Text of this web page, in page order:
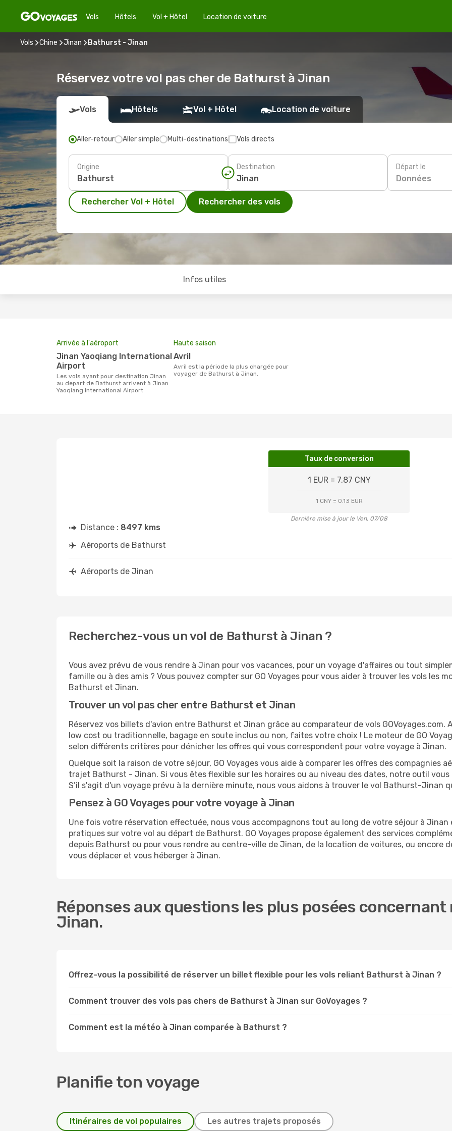
Vols Hôtels Vol + Hôtel Location de voiture
Vols Chine Jinan Bathurst - Jinan
Réservez votre vol pas cher de Bathurst à Jinan
Vols Hôtels Vol + Hôtel Location de voiture
Aller-retour Aller simple Multi-destinations Vols directs
Origine Destination Départ le
Données
Rechercher Vol + Hôtel Rechercher des vols
Infos utiles
Arrivée à l'aéroport
Jinan Yaoqiang International
Airport
Les vols ayant pour destination Jinan
au depart de Bathurst arrivent à Jinan
Yaoqiang International Airport
Haute saison
avril
avril est la période la plus chargée pour
voyager de Bathurst à Jinan.
Taux de conversion
1 EUR = 7.87 CNY
1 CNY = 0.13 EUR
Dernière mise à jour le Ven. 07/08
Distance : 8497 kms
Aéroports de Bathurst
Aéroports de Jinan
Recherchez-vous un vol de Bathurst à Jinan ?
Vous avez prévu de vous rendre à Jinan pour vos vacances, pour un voyage d'affaires ou tout
famille ou à des amis ? Vous pouvez compter sur GO Voyages pour vous aider à trouver les vols les
Bathurst et Jinan.
Trouver un vol pas cher entre Bathurst et Jinan
Réservez vos billets d'avion entre Bathurst et Jinan grâce au comparateur de vols GOVoyages.com.
low cost ou traditionnelle, bagage en soute inclus ou non, faites votre choix ! Le moteur de GO
selon différents critères pour dénicher les offres qui vous correspondent pour votre voyage à Jinan.
Quelque soit la raison de votre séjour, GO Voyages vous aide à comparer les offres des compagnies
trajet Bathurst - Jinan. Si vous êtes flexible sur les horaires ou au niveau des dates, notre outil
S’il s'agit d'un voyage prévu à la dernière minute, nous vous aidons à trouver le vol Bathurst-Jinan
Pensez à GO Voyages pour votre voyage à Jinan
Une fois votre réservation effectuée, nous vous accompagnons tout au long de votre séjour à
pratiques sur votre vol au départ de Bathurst. GO Voyages propose également des services
depuis Bathurst ou pour vous rendre au centre-ville de Jinan, de la location de voitures, ou encore
vous déplacer et vous héberger à Jinan.
Réponses aux questions les plus posées
Jinan.
Offrez-vous la possibilité de réserver un billet flexible pour les vols reliant Bathurst à Jinan ?
Comment trouver des vols pas chers de Bathurst à Jinan sur GoVoyages ?
Comment est la météo à Jinan comparée à Bathurst ?
Planifie ton voyage
Itinéraires de vol populaires Les autres trajets proposés